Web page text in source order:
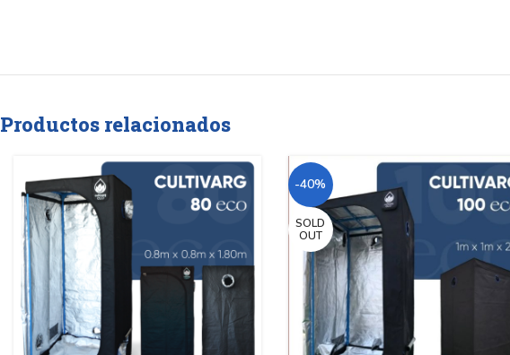
Productos relacionados
-40%
SOLD
OUT